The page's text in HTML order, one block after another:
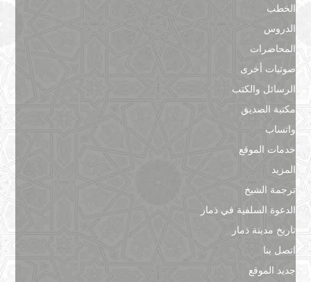
الخطب
الدروس
المحاضرات
صوتيات أخرى
الرسائل والكتب
مكتبة الصديق
واتساب
خدمات الموقع
المزيد
ترجمة الشيخ
الدعوة السلفية في ذمار
تاريخ مدينة ذمار
اتصل بنا
جديد الموقع